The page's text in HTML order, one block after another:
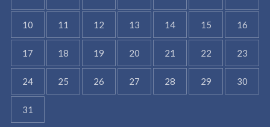
10 11 12 13 14 15 16
17 18 19 20 21 22 23
24 25 26 27 28 29 30
31